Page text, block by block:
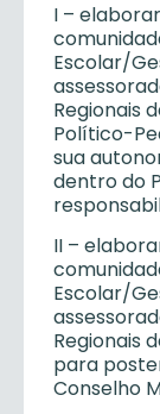
I –
Escolar/
Regionais
Político-
sua
dentro do
II –
Escolar/
Regionais
para
Conselho